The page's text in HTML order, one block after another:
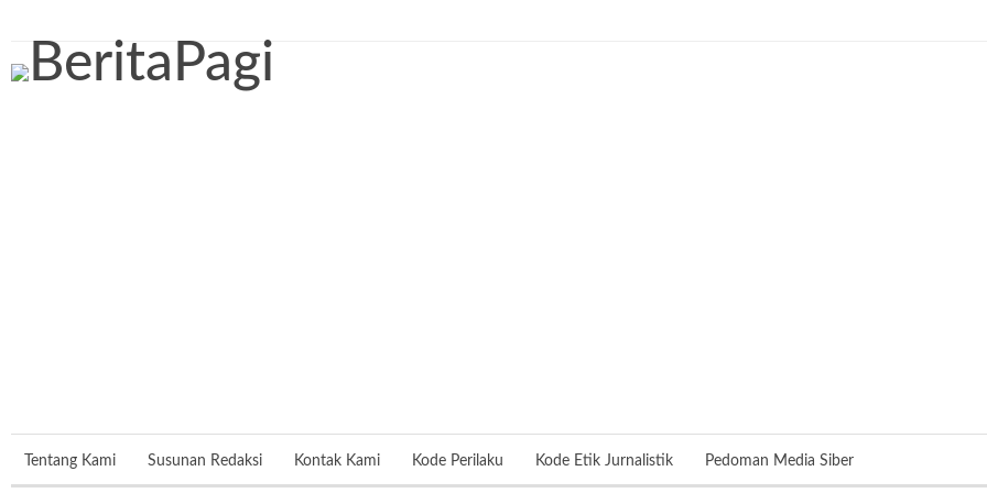
Tentang Kami Susunan Redaksi Kontak Kami Kode Perilaku Kode Etik Jurnalistik Pedoman Media Siber